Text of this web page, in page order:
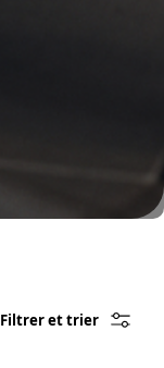
Filtrer et trier